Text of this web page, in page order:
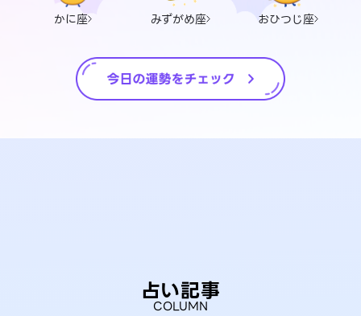
かに座 みずがめ座 おひつじ座
占い記事
COLUMN